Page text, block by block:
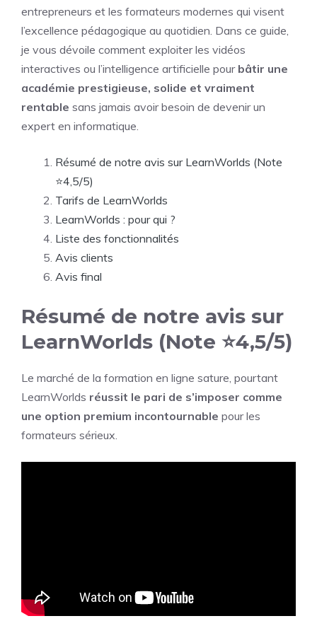
entrepreneurs et les formateurs modernes qui visent
l’excellence pédagogique au quotidien. Dans ce guide,
je vous dévoile comment exploiter les vidéos
interactives ou l’intelligence artificielle pour bâtir une
académie prestigieuse, solide et vraiment
rentable sans jamais avoir besoin de devenir un
expert en informatique.
Résumé de notre avis sur LearnWorlds (Note
⭐4,5/5)
Tarifs de LearnWorlds
LearnWorlds : pour qui ?
Liste des fonctionnalités
Avis clients
Avis final
Résumé de notre avis sur
LearnWorlds (Note ⭐4,5/5)
Le marché de la formation en ligne sature, pourtant
LearnWorlds réussit le pari de s’imposer comme
une option premium incontournable pour les
formateurs sérieux.